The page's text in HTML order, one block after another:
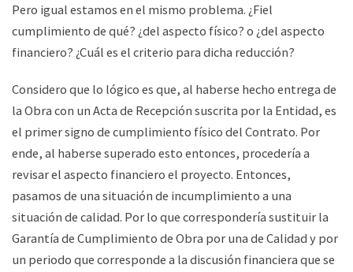
Pero igual estamos en el mismo problema. ¿Fiel
cumplimiento de qué? ¿del aspecto físico? o ¿del aspecto
financiero? ¿Cuál es el criterio para dicha reducción?
Considero que lo lógico es que, al haberse hecho entrega de
la Obra con un Acta de Recepción suscrita por la Entidad, es
el primer signo de cumplimiento físico del Contrato. Por
ende, al haberse superado esto entonces, procedería a
revisar el aspecto financiero el proyecto. Entonces,
pasamos de una situación de incumplimiento a una
situación de calidad. Por lo que correspondería sustituir la
Garantía de Cumplimiento de Obra por una de Calidad y por
un periodo que corresponde a la discusión financiera que se